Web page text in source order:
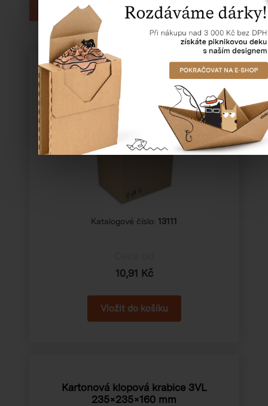
Kartonová klopová krabice 3VL
235×185×305 mm
Katalogové číslo: 13111
10,91 Kč
Kartonová klopová krabice 3VL
235×235×160 mm